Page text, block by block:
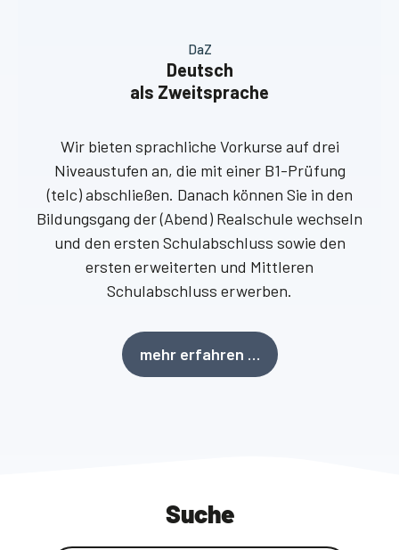
DaZ
Deutsch
als Zweitsprache
Wir bieten sprachliche Vorkurse auf drei
Niveaustufen an, die mit einer B1-Prüfung
(telc) abschließen. Danach können Sie in den
Bildungsgang der (Abend) Realschule wechseln
und den ersten Schulabschluss sowie den
ersten erweiterten und Mittleren
Schulabschluss erwerben.
mehr erfahren …
Suche